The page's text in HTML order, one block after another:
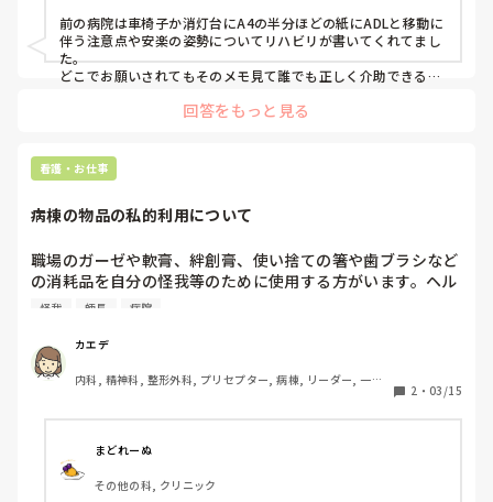
ずっとPCカルテとにらめっこしてますが覚えられる気がし
ません…要領も悪く仕事ができない自分に嫌になります…
期, ICU, CCU, HCU, プリセプター, 病棟, リーダー, 神経内科, 脳神
経外科, GCU, 消化器外科, 一般病院, 大学病院, 慢性期, 終末期, オ
ペ室
前の病院は車椅子か消灯台にA4の半分ほどの紙にADLと移動に
伴う注意点や安楽の姿勢についてリハビリが書いてくれてまし
た。
どこでお願いされてもそのメモ見て誰でも正しく介助できるよ
他の人からメモが見れないように車椅子のポケット、消灯台の
回答をもっと見る
看護・お仕事
病棟の物品の私的利用について
職場のガーゼや軟膏、絆創膏、使い捨ての箸や歯ブラシなど
の消耗品を自分の怪我等のために使用する方がいます。ヘル
パーに限っては看護師に処置まで依頼します。
師長等もその場にいましたが何も言いません。でも普段から
コスト意識を持つように言われます。これって普通ですか？
怪我 師長 病院
カエデ
内科, 精神科, 整形外科, プリセプター, 病棟, リーダー, 一般
2 ・ 03/15
まどれーぬ
その他の科, クリニック